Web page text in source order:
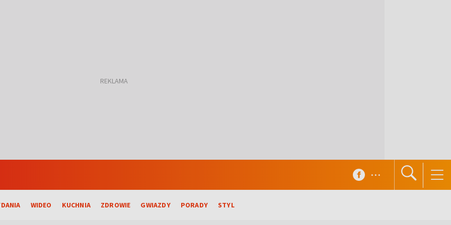
WIDEO KUCHNIA ZDROWIE GWIAZDY PORADY STYL
...